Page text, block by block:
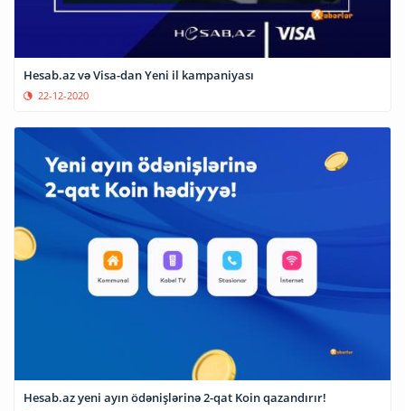
Hesab.az və Visa-dan Yeni il kampaniyası
22-12-2020
Hesab.az yeni ayın ödənişlərinə 2-qat Koin qazandırır!